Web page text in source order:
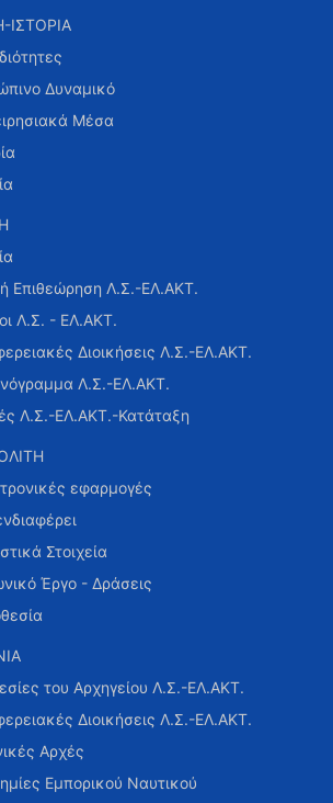
Δυναμικό
Μέσα
Επιθεώρηση Λ.Σ.-ΕΛ.ΑΚΤ.
Λ.Σ. - ΕΛ.ΑΚΤ.
Διοικήσεις Λ.Σ.-ΕΛ.ΑΚΤ.
Λ.Σ.-ΕΛ.ΑΚΤ.
Λ.Σ.-ΕΛ.ΑΚΤ.-Κατάταξη
εφαρμογές
Στοιχεία
Έργο - Δράσεις
του Αρχηγείου Λ.Σ.-ΕΛ.ΑΚΤ.
Διοικήσεις Λ.Σ.-ΕΛ.ΑΚΤ.
Αρχές
Εμπορικού Ναυτικού